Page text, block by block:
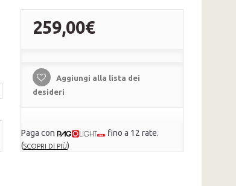
259,00€
Aggiungi alla lista dei
desideri
Paga con
fino a 12 rate.
(SCOPRI DI PIÙ)